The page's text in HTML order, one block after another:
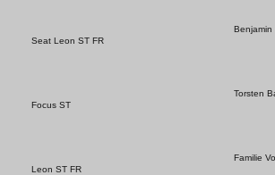
Benjamin
Seat Leon ST FR
Torsten
Focus ST
Familie
Leon ST FR